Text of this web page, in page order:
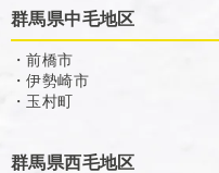
群馬県中毛地区
・前橋市
・伊勢崎市
・玉村町
群馬県西毛地区